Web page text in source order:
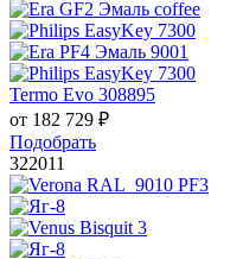
Termo Evo 308895
от 182 729 ₽
Подобрать
322011